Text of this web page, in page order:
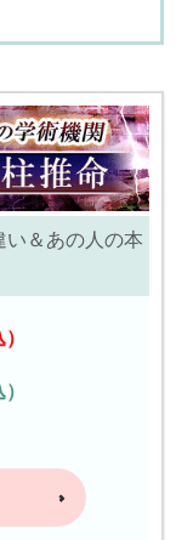
＆あの人の本